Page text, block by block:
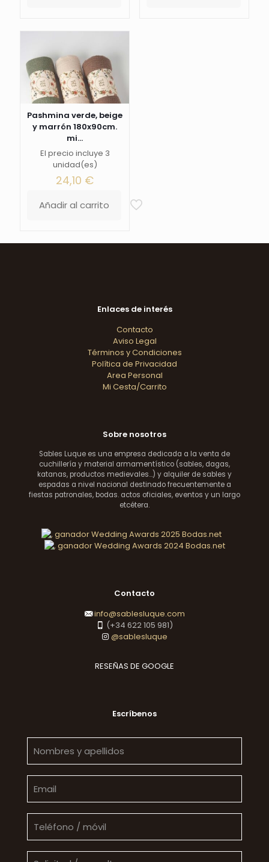
Pashmina verde, beige
y marrón 180x90cm.
mi...
El precio incluye 3
unidad(es)
24,10 €
Añadir al carrito
Enlaces de interés
Contacto
Aviso Legal
Términos y Condiciones
Política de Privacidad
Area Personal
Mi Cesta/Carrito
Sobre nosotros
Sables Luque es una empresa dedicada a la venta de
cuchillería y material armamentístico (sables, dagas,
katanas, productos medievales...) y alquiler de sables y
espadas a nivel nacional destinado frecuentemente a
fiestas patronales, bodas. actos oficiales, eventos y un largo
etcétera.
Contacto
info@sablesluque.com
(+34 622 105 981)
@sablesluque
RESEÑAS DE GOOGLE
Escríbenos